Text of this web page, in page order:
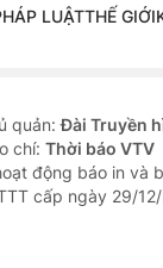
LUẬTTHẾ GIỚI
quản:Đài Truyền
chí: Thời báo VTV
động báo in và
cấp ngày 29/